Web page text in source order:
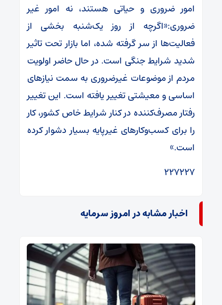
امور ضروری و حیاتی هستند، نه امور غیر
ضروری:«اگرچه از روز یک‌شنبه بخشی از
فعالیت‌ها از سر گرفته شده، اما بازار تحت تاثیر
شدید شرایط جنگی است. در حال حاضر اولویت
مردم از موضوعات غیرضروری به سمت نیازهای
اساسی و معیشتی تغییر یافته است. این تغییر
رفتار مصرف‌کننده در کنار شرایط خاص کشور، کار
را برای کسب‌وکارهای غیرپایه بسیار دشوار کرده
است.»
۲۲۷۲۲۷
اخبار مشابه در امروز سرمایه